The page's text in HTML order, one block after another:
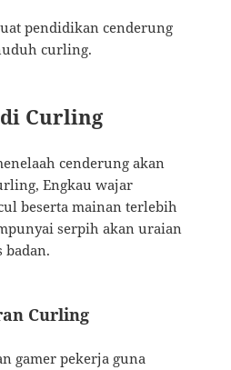
pendidikan cenderung
curling.
Curling
cenderung akan
Engkau wajar
beserta mainan terlebih
serpih akan uraian
badan.
Curling
gamer pekerja guna